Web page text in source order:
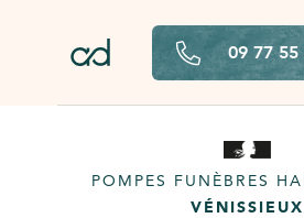
09 77 55
POMPES FUNÈBRES
VÉNISSIEUX